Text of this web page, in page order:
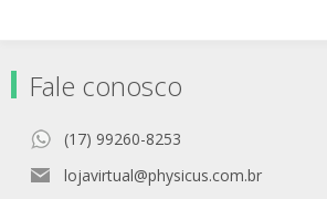
Fale conosco
(17) 99260-8253
lojavirtual@physicus.com.br